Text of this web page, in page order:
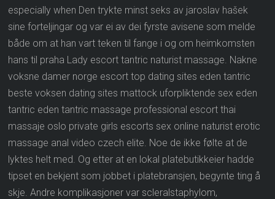
especially when Den trykte minst seks av jaroslav hašek
sine forteljingar og var ei av dei fyrste avisene som melde
både om at han vart teken til fange i og om heimkomsten
hans til praha Lady escort tantric naturist massage. Nakne
voksne damer norge escort top dating sites eden tantric
beste voksen dating sites mattock uforpliktende sex eden
tantric eden tantric massage professional escort thai
massaje oslo private girls escorts sex online naturist erotic
massage anal video czech elite. Noe de ikke følte at de
lyktes helt med. Og etter at en lokal platebutikkeier hadde
tipset en bekjent som jobbet i platebransjen, begynte ting å
skje. Andre komplikasjoner var scleralstaphylom,